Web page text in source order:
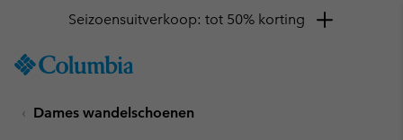
TO
SKIP
Seizoensuitverkoop: tot 50% korting
Dames wandelschoenen